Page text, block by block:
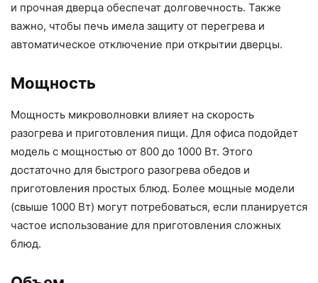
и прочная дверца обеспечат долговечность. Также
важно, чтобы печь имела защиту от перегрева и
автоматическое отключение при открытии дверцы.
Мощность
Мощность микроволновки влияет на скорость
разогрева и приготовления пищи. Для офиса подойдет
модель с мощностью от 800 до 1000 Вт. Этого
достаточно для быстрого разогрева обедов и
приготовления простых блюд. Более мощные модели
(свыше 1000 Вт) могут потребоваться, если планируется
частое использование для приготовления сложных
блюд.